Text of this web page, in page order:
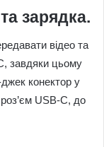
зарядка.
відео та
завдяки цьому
джек конектор у
USB-C, до